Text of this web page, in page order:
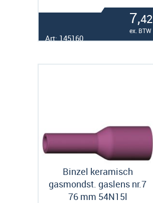
7,42
ex. BTW
Art: 145160
Binzel keramisch
gasmondst. gaslens nr.7
76 mm 54N15l